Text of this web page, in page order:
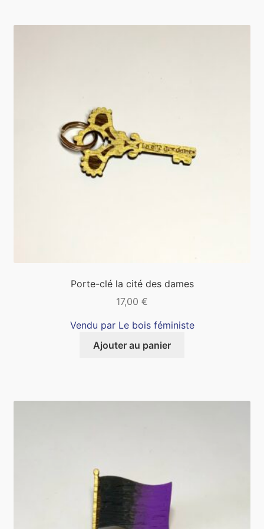
Porte-clé la cité des dames
17,00 €
Vendu par Le bois féministe
Ajouter au panier